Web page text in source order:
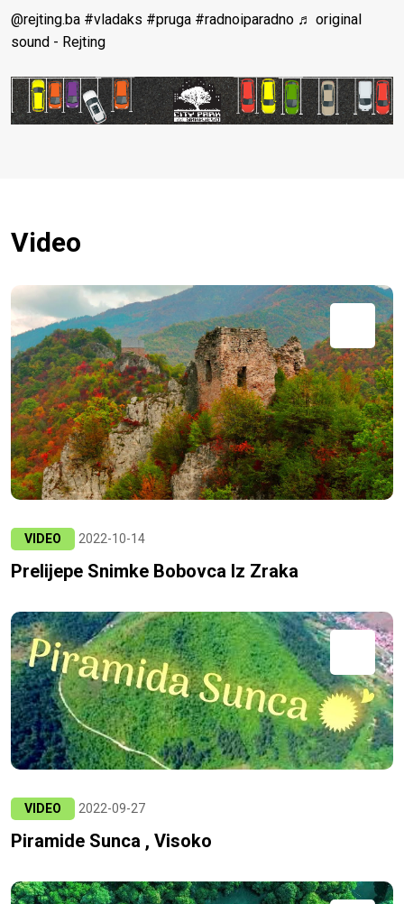
@rejting.ba #vladaks #pruga #radnoiparadno ♬ original
sound - Rejting
Video
VIDEO 2022-10-14
Prelijepe Snimke Bobovca Iz Zraka
VIDEO 2022-09-27
Piramide Sunca , Visoko